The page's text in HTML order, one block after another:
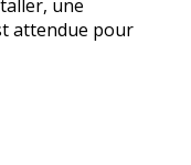
une
attendue pour